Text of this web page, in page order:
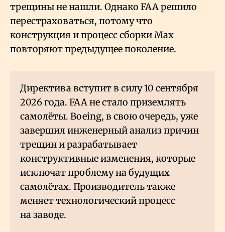
трещины не нашли. Однако FAA решило
перестраховаться, потому что
конструкция и процесс сборки Max
повторяют предыдущее поколение.
Директива вступит в силу 10 сентября
2026 года. FAA не стало приземлять
самолёты. Boeing, в свою очередь, уже
завершил инженерный анализ причин
трещин и разрабатывает
конструктивные изменения, которые
исключат проблему на будущих
самолётах. Производитель также
меняет технологический процесс
на заводе.